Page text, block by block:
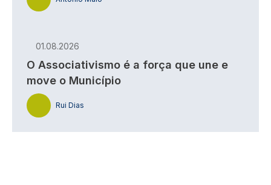
01.08.2026
O Associativismo é a força que une e
move o Município
Rui Dias